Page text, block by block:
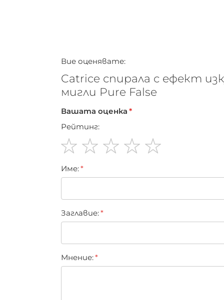
Вие оценявате:
Catrice спирала с ефект
мигли Pure False
Вашата оценка
Рейтинг:
star
stars
stars
stars
stars
Име:
Заглавиe:
Мнение: